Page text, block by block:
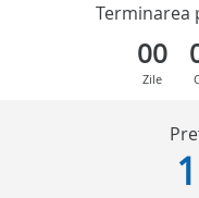
Terminarea
00
Zile